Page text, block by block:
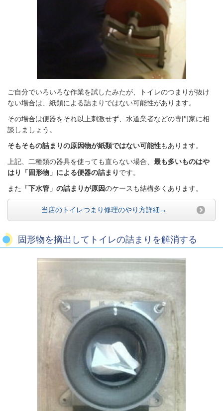
ご自分でいろいろな作業を試したみたが、トイレのつまりが抜け
ない場合は、紙類による詰まりではない可能性があります。
その場合は便器をそれ以上刺激せず、水道業者などの専門家に相
談しましょう。
そもそもの詰まりの原因物が紙類ではない可能性もあります。
上記、二種類の器具を使っても直らない場合、 最も多いものはや
はり「固形物」による便器の詰まり です。
また
「下水管」の詰まりが原因のケースも結構多くあります。
当店のトイレつまり修理のやり方詳細→
固形物を摘出してトイレの詰まりを解消する